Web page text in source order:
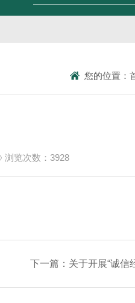
您的位置：
浏览次数：3928
下一篇： 关于开展“诚信